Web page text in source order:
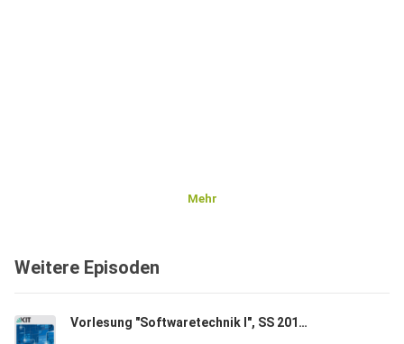
Mehr
Weitere Episoden
Vorlesung "Softwaretechnik I", SS 2013, gehalten am 17.07.2013